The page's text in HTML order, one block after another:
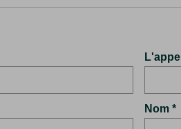
L'appel
Nom